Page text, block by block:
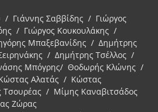
/ Γιάννης Σαββίδης / Γιώργος
/ Γιώργος Κουκουλάκης /
Μπαξεβανίδης / Δημήτρης
/ Δημήτρης Τσέλλος /
Μπόγρης/ Θοδωρής Κλώνης /
Αλατάς / Κώστας
Τσουρέας / Μίμης Καναβιτσάδος
Ζώρας